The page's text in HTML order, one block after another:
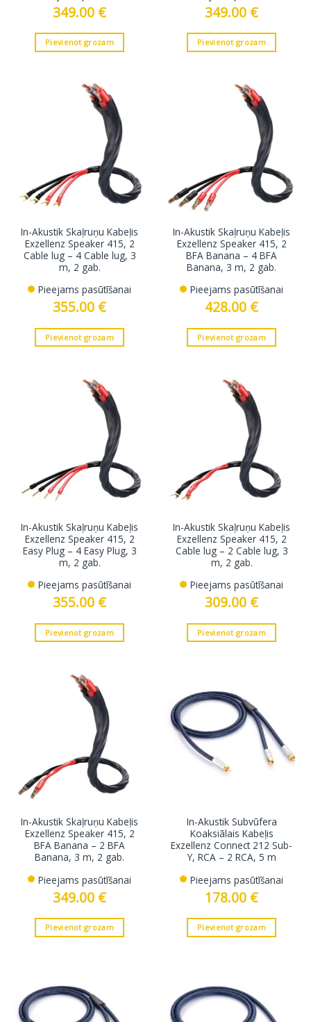
349.00 €
Pievienot grozam
349.00 €
Pievienot grozam
In-Akustik Skaļruņu Kabeļis
Exzellenz Speaker 415, 2
Cable lug – 4 Cable lug, 3
m, 2 gab.
Pieejams pasūtīšanai
355.00 €
Pievienot grozam
In-Akustik Skaļruņu Kabeļis
Exzellenz Speaker 415, 2
BFA Banana – 4 BFA
Banana, 3 m, 2 gab.
Pieejams pasūtīšanai
428.00 €
Pievienot grozam
In-Akustik Skaļruņu Kabeļis
Exzellenz Speaker 415, 2
Easy Plug – 4 Easy Plug, 3
m, 2 gab.
Pieejams pasūtīšanai
355.00 €
Pievienot grozam
In-Akustik Skaļruņu Kabeļis
Exzellenz Speaker 415, 2
Cable lug – 2 Cable lug, 3
m, 2 gab.
Pieejams pasūtīšanai
309.00 €
Pievienot grozam
In-Akustik Skaļruņu Kabeļis
Exzellenz Speaker 415, 2
BFA Banana – 2 BFA
Banana, 3 m, 2 gab.
Pieejams pasūtīšanai
349.00 €
Pievienot grozam
In-Akustik Subvūfera
Koaksiālais Kabeļis
Exzellenz Connect 212 Sub-
Y, RCA – 2 RCA, 5 m
Pieejams pasūtīšanai
178.00 €
Pievienot grozam